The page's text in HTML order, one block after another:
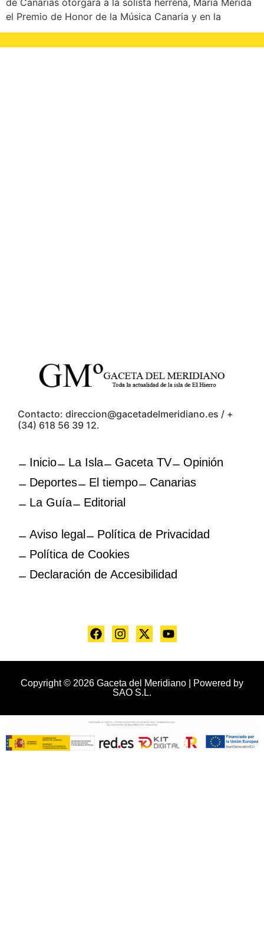
de Canarias otorgará a la solista herreña, María Mérida
el Premio de Honor de la Música Canaria y en la
Contacto: direccion@gacetadelmeridiano.es / +
(34) 618 56 39 12.
Inicio La Isla Gaceta TV
Opinión
Deportes
El tiempo
Canarias
La Guía
Editorial
Aviso legal
Política de Privacidad
Política de Cookies
Declaración de Accesibilidad
Copyright © 2026 Gaceta del Meridiano | Powered by
SAO S.L.